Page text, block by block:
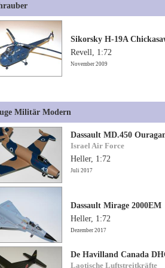
Sikorsky H-19A
Revell, 1:72
November 2009
Militär Modern
Dassault MD.450
Israel Air Force
Heller, 1:72
Juli 2017
Dassault Mirage 2000EM
Heller, 1:72
Dezember 2017
De Havilland Canada
Laotische Luftstreitkräfte